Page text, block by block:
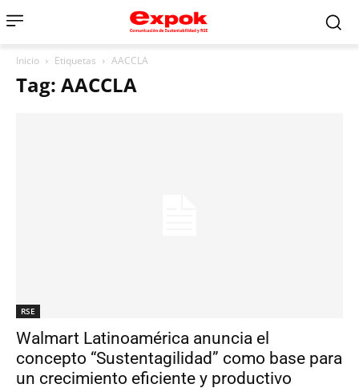
Inicio Etiquetas AACCLA
Tag: AACCLA
RSE
Walmart Latinoamérica anuncia el
concepto “Sustentagilidad” como base para
un crecimiento eficiente y productivo